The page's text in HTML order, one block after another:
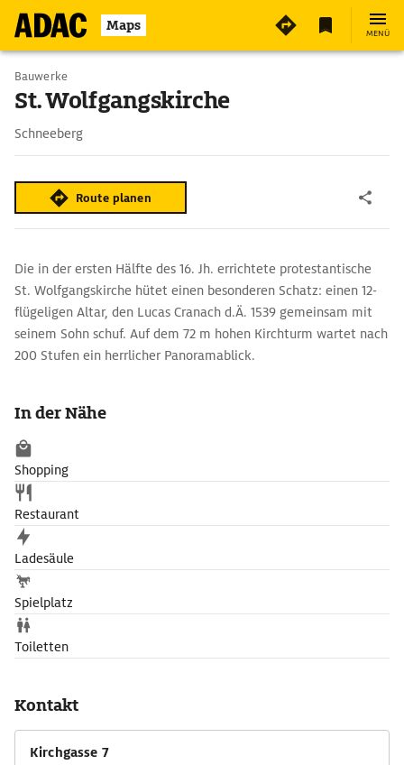
Maps MENÜ
Bauwerke
St. Wolfgangskirche
Schneeberg
Route planen
Die in der ersten Hälfte des 16. Jh. errichtete protestantische
St. Wolfgangskirche hütet einen besonderen Schatz: einen 12-
flügeligen Altar, den Lucas Cranach d.Ä. 1539 gemeinsam mit
seinem Sohn schuf. Auf dem 72 m hohen Kirchturm wartet nach
200 Stufen ein herrlicher Panoramablick.
In der Nähe
Shopping
Restaurant
Ladesäule
Spielplatz
Toiletten
Kontakt
Kirchgasse 7